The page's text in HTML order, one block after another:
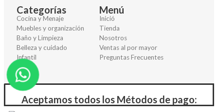
Categorías
Cocina y Menaje
Muebles y organización
Baño y Limpieza
Belleza y cuidado
Infantil
Otros
Menú
Inició
Tienda
Nosotros
Ventas al por mayor
Preguntas Frecuentes
Aceptamos todos los Métodos de pago: